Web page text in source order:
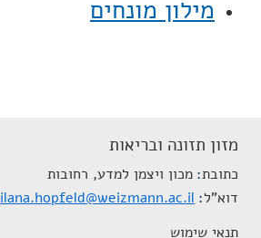
מילון מונחים
מזון תזונה ובריאות
כתובת מכון ויצמן למדע, רחובות
דוא"ל ilana.hopfeld@weizmann.ac.il
תנאי שימוש